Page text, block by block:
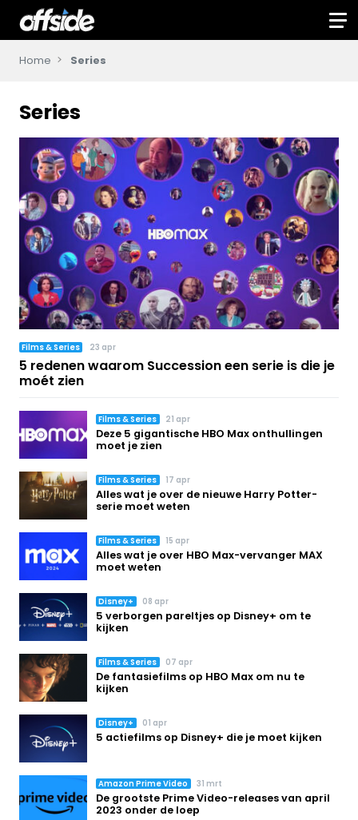
Home Series
Series
Films & Series 23 apr
5 redenen waarom Succession een serie is die je
moét zien
Films & Series 21 apr
Deze 5 gigantische HBO Max onthullingen
moet je zien
Films & Series 17 apr
Alles wat je over de nieuwe Harry Potter-
serie moet weten
Films & Series 15 apr
Alles wat je over HBO Max-vervanger MAX
moet weten
Disney+ 08 apr
5 verborgen pareltjes op Disney+ om te
kijken
Films & Series 07 apr
De fantasiefilms op HBO Max om nu te
kijken
Disney+ 01 apr
5 actiefilms op Disney+ die je moet kijken
Amazon Prime Video 31 mrt
De grootste Prime Video-releases van april
2023 onder de loep